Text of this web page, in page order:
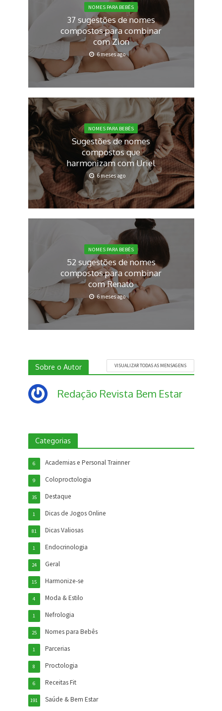
NOMES PARA BEBÊS
37 sugestões de nomes
compostos para combinar
com Zion
6 meses ago
NOMES PARA BEBÊS
Sugestões de nomes
compostos que
harmonizam com Uriel
6 meses ago
NOMES PARA BEBÊS
52 sugestões de nomes
compostos para combinar
com Renato
6 meses ago
Sobre o Autor VISUALIZAR TODAS AS MENSAGENS
Redação Revista Bem Estar
Categorias
Academias e Personal Trainner
6
Coloproctologia
9
Destaque
35
Dicas de Jogos Online
1
Dicas Valiosas
81
Endocrinologia
1
Geral
24
Harmonize-se
15
Moda & Estilo
4
Nefrologia
1
Nomes para Bebês
25
Parcerias
1
Proctologia
8
Receitas Fit
6
Saúde & Bem Estar
191